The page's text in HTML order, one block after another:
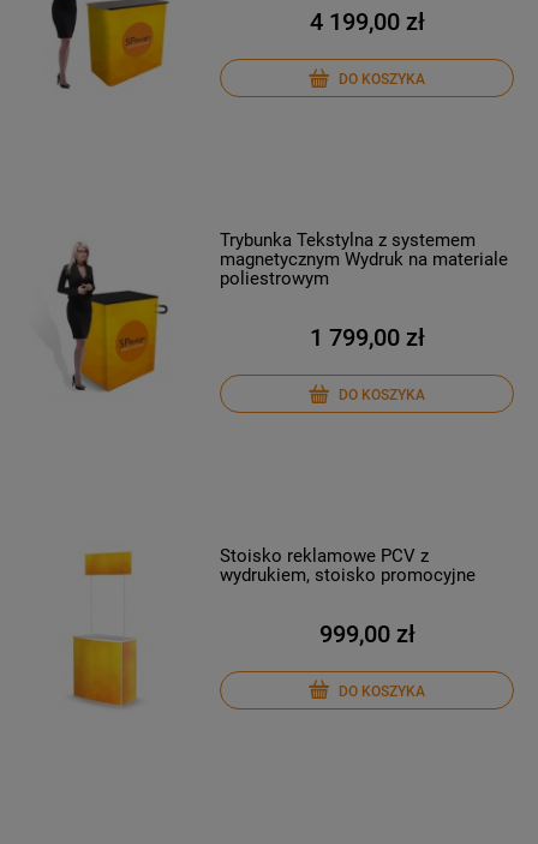
4 199,00 zł
DO KOSZYKA
Trybunka Tekstylna z systemem
magnetycznym Wydruk na materiale
poliestrowym
1 799,00 zł
DO KOSZYKA
Stoisko reklamowe PCV z
wydrukiem, stoisko promocyjne
999,00 zł
DO KOSZYKA